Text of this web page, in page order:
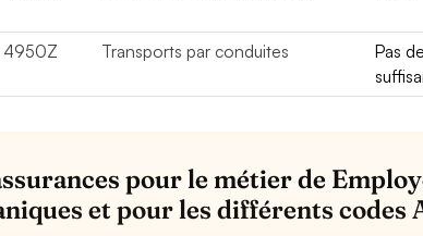
4950Z
Transports par conduites
Pas
pour le métier de
et pour les différents codes